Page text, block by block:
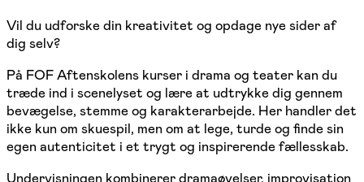
Vil du udforske din kreativitet og opdage nye sider af
dig selv?
På FOF Aftenskolens kurser i drama og teater kan du
træde ind i scenelyset og lære at udtrykke dig gennem
bevægelse, stemme og karakterarbejde. Her handler det
ikke kun om skuespil, men om at lege, turde og finde sin
egen autenticitet i et trygt og inspirerende fællesskab.
Undervisningen kombinerer dramaøvelser, improvisation